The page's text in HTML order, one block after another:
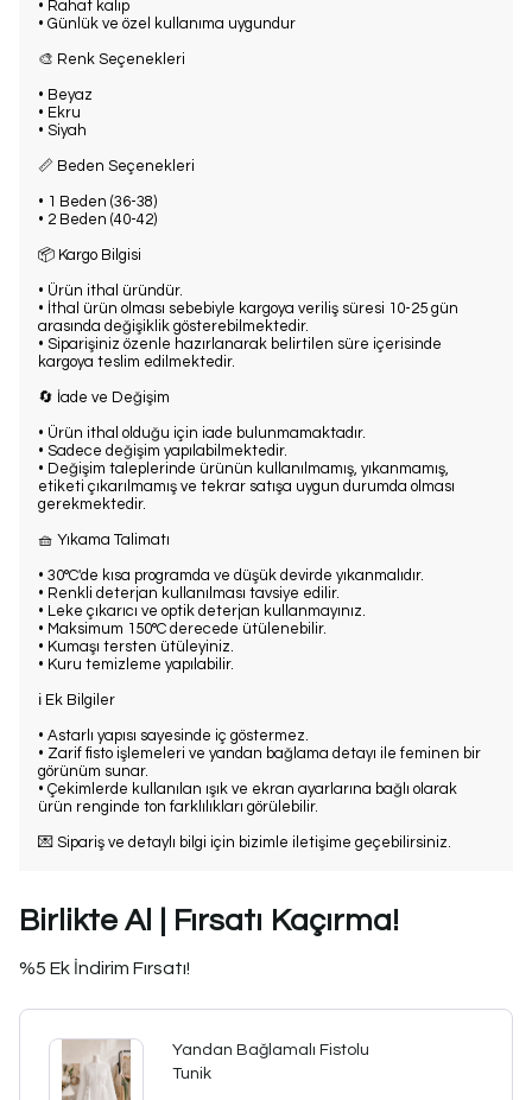
• Rahat kalıp
• Günlük ve özel kullanıma uygundur
🎨 Renk Seçenekleri
• Beyaz
• Ekru
• Siyah
📏 Beden Seçenekleri
• 1 Beden (36-38)
• 2 Beden (40-42)
📦 Kargo Bilgisi
• Ürün ithal üründür.
• İthal ürün olması sebebiyle kargoya veriliş süresi 10-25 gün
arasında değişiklik gösterebilmektedir.
• Siparişiniz özenle hazırlanarak belirtilen süre içerisinde
kargoya teslim edilmektedir.
🔄 İade ve Değişim
• Ürün ithal olduğu için iade bulunmamaktadır.
• Sadece değişim yapılabilmektedir.
• Değişim taleplerinde ürünün kullanılmamış, yıkanmamış,
etiketi çıkarılmamış ve tekrar satışa uygun durumda olması
gerekmektedir.
🧺 Yıkama Talimatı
• 30°C'de kısa programda ve düşük devirde yıkanmalıdır.
• Renkli deterjan kullanılması tavsiye edilir.
• Leke çıkarıcı ve optik deterjan kullanmayınız.
• Maksimum 150°C derecede ütülenebilir.
• Kumaşı tersten ütüleyiniz.
• Kuru temizleme yapılabilir.
ℹ️ Ek Bilgiler
• Astarlı yapısı sayesinde iç göstermez.
• Zarif fisto işlemeleri ve yandan bağlama detayı ile feminen bir
görünüm sunar.
• Çekimlerde kullanılan ışık ve ekran ayarlarına bağlı olarak
ürün renginde ton farklılıkları görülebilir.
💌 Sipariş ve detaylı bilgi için bizimle iletişime geçebilirsiniz.
Birlikte Al | Fırsatı Kaçırma!
%5 Ek İndirim Fırsatı!
Yandan Bağlamalı Fistolu
Tunik